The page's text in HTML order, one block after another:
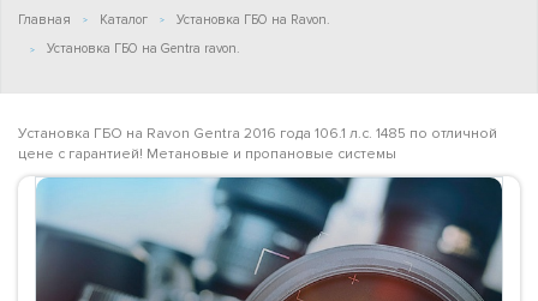
Главная Каталог
Установка ГБО на Ravon.
Установка ГБО на Gentra ravon.
Установка ГБО на Ravon Gentra 2016 года 106.1 л.с. 1485 по отличной
цене с гарантией! Метановые и пропановые системы